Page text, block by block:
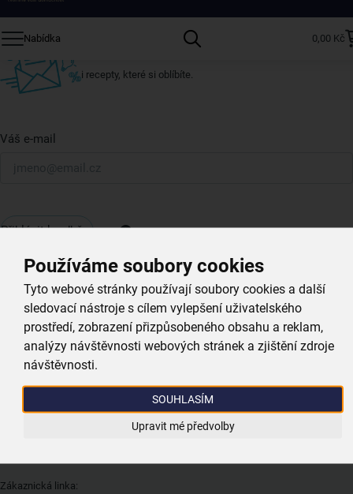
Používáme soubory cookies
Tyto webové stránky používají soubory cookies a další
sledovací nástroje s cílem vylepšení uživatelského
prostředí, zobrazení přizpůsobeného obsahu a reklam,
analýzy návštěvnosti webových stránek a zjištění zdroje
návštěvnosti.
SOUHLASÍM
Upravit mé předvolby
Nabídka 0,00 Kč
Přihlaste se k odběru našeho newsletteru.
i recepty, které si oblíbíte.
Váš e-mail
Přihlásit k odběru
Moderní prodejny a
výdejní místapo
celé České republice
Zákaznická linka: